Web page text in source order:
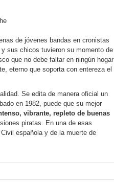
de jóvenes bandas en cronistas
sus chicos tuvieron su momento de
que no debe faltar en ningún hogar
eterno que soporta con entereza el
Se edita de manera oficial un
en 1982, puede que su mejor
vibrante, repleto de buenas
piratas. En una de esas
española y de la muerte de